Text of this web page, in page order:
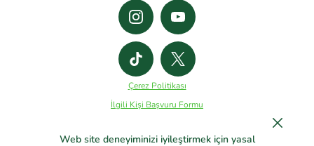
Çerez Politikası
İlgili Kişi Başvuru Formu
Kişisel Verilerin İşlenmesi ve Korunması Politikası
Web site deneyiminizi iyileştirmek için yasal